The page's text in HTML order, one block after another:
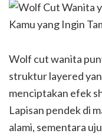
Wolf cut wanita
struktur layered
menciptakan efek
Lapisan pendek di
alami, sementara